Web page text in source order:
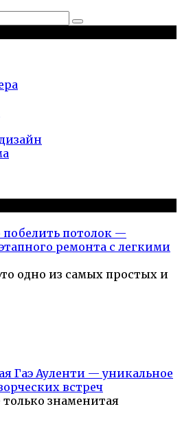
побелить потолок —
ремонта с легкими
одно из самых простых и
Гаэ Ауленти — уникальное
встреч
только знаменитая